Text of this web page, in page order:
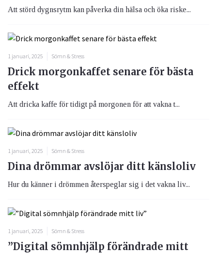
Att störd dygnsrytm kan påverka din hälsa och öka riske...
1 januari, 2025 Sömn & Stress
Drick morgonkaffet senare för bästa
effekt
Att dricka kaffe för tidigt på morgonen för att vakna t...
1 januari, 2025 Sömn & Stress
Dina drömmar avslöjar ditt känsloliv
Hur du känner i drömmen återspeglar sig i det vakna liv...
1 januari, 2025 Sömn & Stress
”Digital sömnhjälp förändrade mitt